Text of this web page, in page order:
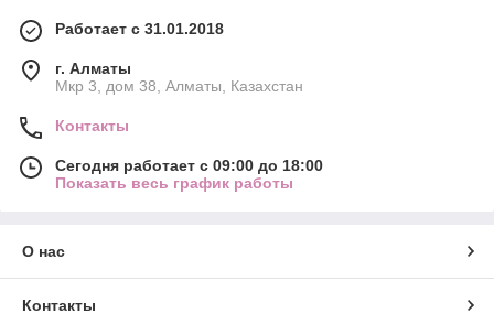
Работает с 31.01.2018
г. Алматы
Мкр 3, дом 38, Алматы, Казахстан
Контакты
Сегодня работает с 09:00 до 18:00
Показать весь график работы
О нас
Контакты